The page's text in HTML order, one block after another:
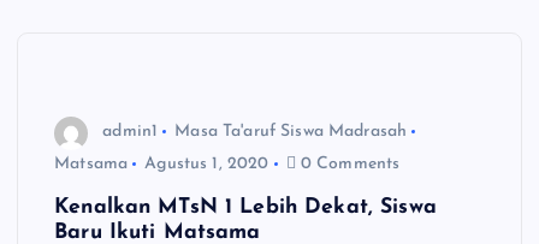
admin1
Masa Ta'aruf Siswa Madrasah
Matsama
Agustus 1, 2020 0 Comments
Kenalkan MTsN 1 Lebih Dekat, Siswa
Baru Ikuti Matsama